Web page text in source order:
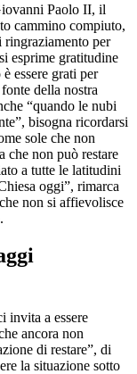
Paolo II, il
cammino compiuto,
per
esprime gratitudine
essere grati per
della nostra
“quando le nubi
bisogna ricordarsi
sole che non
che non può restare
a tutte le latitudini
oggi”, rimarca
non si affievolisce
invita a essere
ancora non
di restare”, di
la situazione sotto